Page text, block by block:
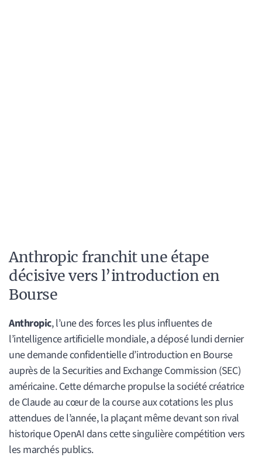
Anthropic franchit une étape
décisive vers l’introduction en
Bourse
Anthropic, l’une des forces les plus influentes de
l’intelligence artificielle mondiale, a déposé lundi dernier
une demande confidentielle d’introduction en Bourse
auprès de la Securities and Exchange Commission (SEC)
américaine. Cette démarche propulse la société créatrice
de Claude au cœur de la course aux cotations les plus
attendues de l’année, la plaçant même devant son rival
historique OpenAI dans cette singulière compétition vers
les marchés publics.